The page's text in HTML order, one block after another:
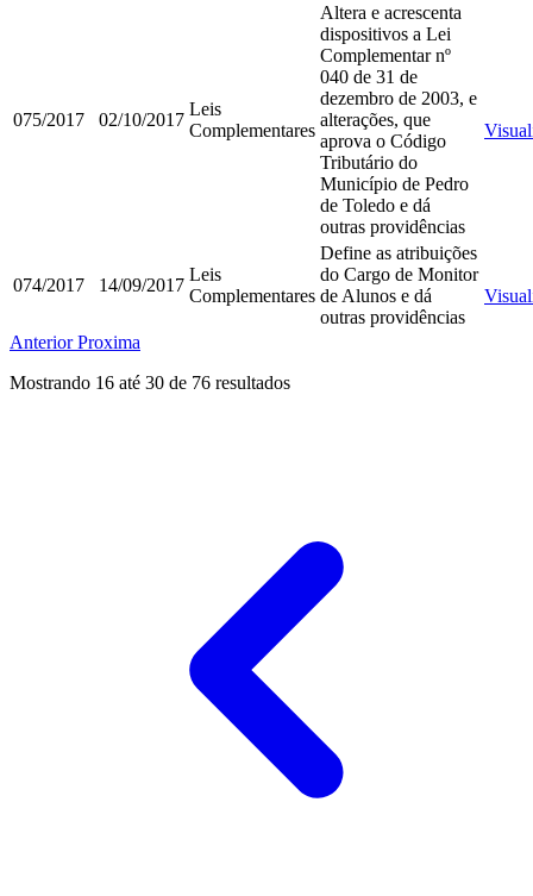
075/2017 02/10/2017
Leis
Complementares
Altera e acrescenta
dispositivos a Lei
Complementar nº
040 de 31 de
dezembro de 2003, e
alterações, que
aprova o Código
Tributário do
Município de Pedro
de Toledo e dá
outras providências
074/2017 14/09/2017
Leis
Complementares
Define as atribuições
do Cargo de Monitor
de Alunos e dá
outras providências
AnteriorProxima
Mostrando 16 até 30 de 76 resultados